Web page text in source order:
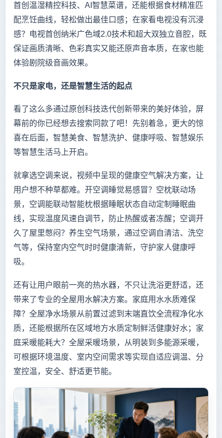
首创温湿精控科技、AI智慧菜谱，还能根据食材精准匹
配烹饪曲线，轻松做出最佳口感；在家看电视没有沉浸
感？电视首创纳米广色域2.0技术和超大双独立音腔，既
保证画质清晰、色彩真实又能还原声音本质，在家也能
体验剧院级音画效果。
不只是家电，还是智慧生活的起点
看了这么多通过原创科技迭代创新带来的美好体验，屏
幕前的你已经想去搜索同款了吧！先别着急，更大的惊
喜在后面，智慧美食、智慧洗护、健康呼吸、智慧娱乐
等智慧生活马上开启。
就拿选空调来说，视频中呈现的健康空气解决方案，让
用户想不种草都难。开空调睡觉易感冒？空枕联动场
景，空调能联动智能枕根据睡眠状态自动定制睡眠曲
线，实现温度风速自调节，防止热醒或者冻醒；空调开
久了屋里憋闷？养生空气场景，通过空调自清洁、洗空
气等，保持室内空气时时健康清新，守护家人健康呼
吸。
还有让用户眼前一亮的热水器，不只让洗浴更舒适，还
带来了专业的全屋用水解决方案。家庭用水水质难保
障？全屋净水场景从前置过滤到末端直饮全流程净化水
质，还能根据所在区域地方水质定制鲜活健康好水；家
庭采暖能耗大？全屋采暖场景，从明装到多能源采暖，
可根据环境温度、室内空间需求等实现自适应调温、分
室控温，安全、舒适更节能。